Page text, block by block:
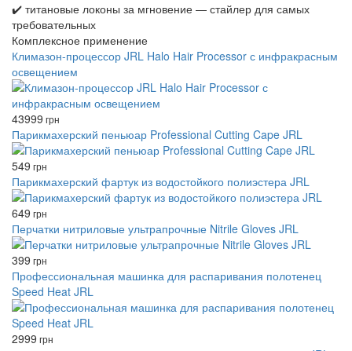
✔️ титановые локоны за мгновение — стайлер для самых
требовательных
Комплексное применение
Климазон-процессор JRL Halo Hair Processor с инфракрасным
освещением
43999 грн
Парикмахерский пеньюар Professional Cutting Cape JRL
549 грн
Парикмахерский фартук из водостойкого полиэстера JRL
649 грн
Перчатки нитриловые ультрапрочные Nitrile Gloves JRL
399 грн
Профессиональная машинка для распаривания полотенец
Speed ​​Heat JRL
2999 грн